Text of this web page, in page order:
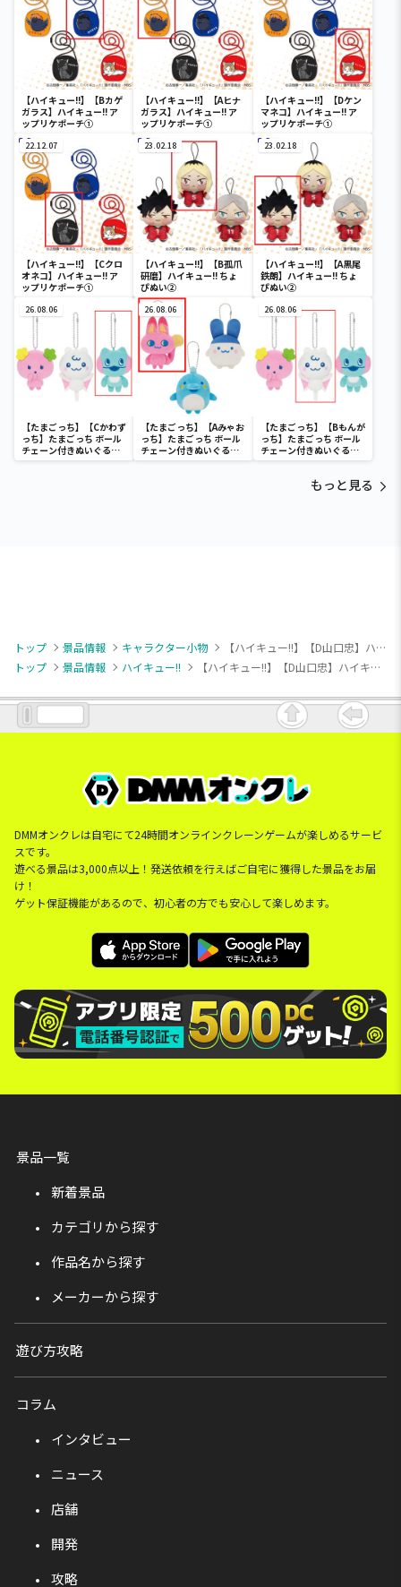
【ハイキュー!!】【Bカゲ
ガラス】ハイキュー!! ア
ップリケポーチ①
【ハイキュー!!】【Aヒナ
ガラス】ハイキュー!! ア
ップリケポーチ①
【ハイキュー!!】【Dケン
マネコ】ハイキュー!! ア
ップリケポーチ①
22.12.07
【ハイキュー!!】【Cクロ
オネコ】ハイキュー!! ア
ップリケポーチ①
23.02.18
【ハイキュー!!】【B孤爪
研磨】ハイキュー!! ちょ
ぴぬい②
23.02.18
【ハイキュー!!】【A黒尾
鉄朗】ハイキュー!! ちょ
ぴぬい②
26.08.06
【たまごっち】【Cかわず
っち】たまごっち ボール
チェーン付きぬいぐるみ
～Tamagotchi
26.08.06
【たまごっち】【Aみゃお
っち】たまごっち ボール
チェーン付きぬいぐるみ
～Tamagotchi
26.08.06
【たまごっち】【Bもんが
っち】たまごっち ボール
チェーン付きぬいぐるみ
～Tamagotchi
もっと見る
トップ 景品情報 キャラクター小物
【ハイキュー!!】【D山口忠】ハイキュー!! ぬいぐるみちゃーむ vol.1
トップ
景品情報 ハイキュー!! 【ハイキュー!!】【D山口忠】ハイキュー!! ぬいぐるみちゃーむ vol.1
DMMオンクレは自宅にて24時間オンラインクレーンゲームが楽しめるサービ
スです。
遊べる景品は3,000点以上！発送依頼を行えばご自宅に獲得した景品をお届
け！
ゲット保証機能があるので、初心者の方でも安心して楽しめます。
景品一覧
新着景品
カテゴリから探す
作品名から探す
メーカーから探す
遊び方攻略
コラム
インタビュー
ニュース
店舗
開発
攻略